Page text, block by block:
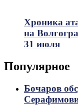
Хроника
на
31 июля
Популярное
Бочаров